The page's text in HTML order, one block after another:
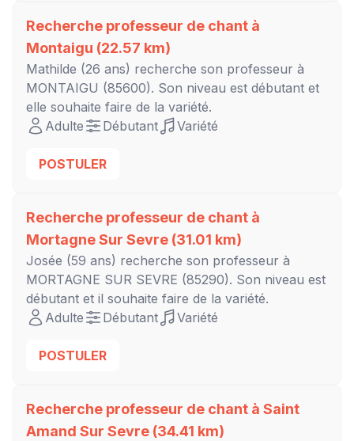
Recherche professeur de chant à
Montaigu (22.57 km)
Mathilde (26 ans) recherche son professeur à
MONTAIGU (85600). Son niveau est débutant et
elle souhaite faire de la variété.
Adulte
Débutant Variété
POSTULER
Recherche professeur de chant à
Mortagne Sur Sevre (31.01 km)
Josée (59 ans) recherche son professeur à
MORTAGNE SUR SEVRE (85290). Son niveau est
débutant et il souhaite faire de la variété.
Adulte
Débutant Variété
POSTULER
Recherche professeur de chant à Saint
Amand Sur Sevre (34.41 km)